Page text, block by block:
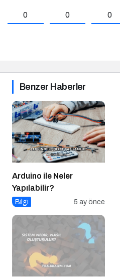
0 0 0
Benzer Haberler
Arduino ile Neler
Yapılabilir?
Bilgi 5 ay önce